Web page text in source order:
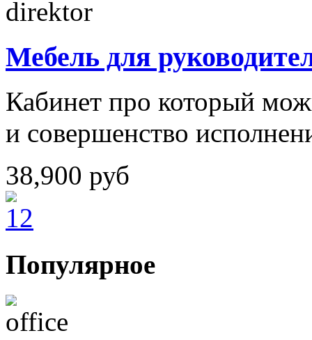
Мебель для
Кабинет про который
и совершенство
38,900 руб
Популярное